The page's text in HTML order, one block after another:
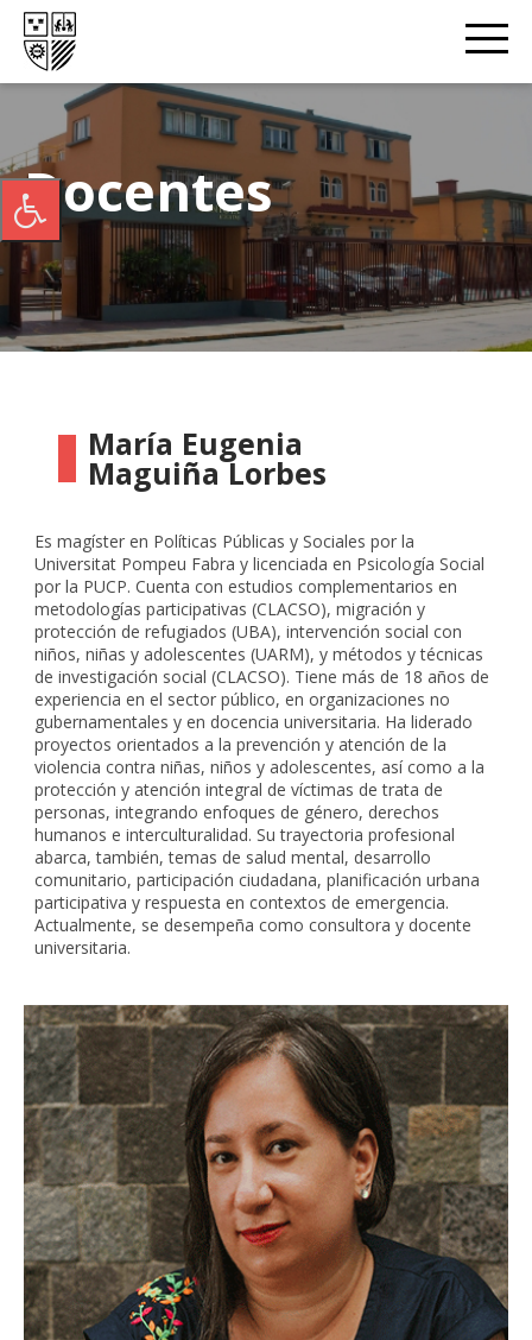
Docentes
María Eugenia
Maguiña Lorbes
Es magíster en Políticas Públicas y Sociales por la
Universitat Pompeu Fabra y licenciada en Psicología Social
por la PUCP. Cuenta con estudios complementarios en
metodologías participativas (CLACSO), migración y
protección de refugiados (UBA), intervención social con
niños, niñas y adolescentes (UARM), y métodos y técnicas
de investigación social (CLACSO). Tiene más de 18 años de
experiencia en el sector público, en organizaciones no
gubernamentales y en docencia universitaria. Ha liderado
proyectos orientados a la prevención y atención de la
violencia contra niñas, niños y adolescentes, así como a la
protección y atención integral de víctimas de trata de
personas, integrando enfoques de género, derechos
humanos e interculturalidad. Su trayectoria profesional
abarca, también, temas de salud mental, desarrollo
comunitario, participación ciudadana, planificación urbana
participativa y respuesta en contextos de emergencia.
Actualmente, se desempeña como consultora y docente
universitaria.